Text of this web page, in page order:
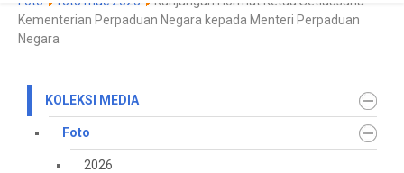
Kementerian Perpaduan Negara kepada Menteri Perpaduan
Negara
KOLEKSI MEDIA
Foto
2026